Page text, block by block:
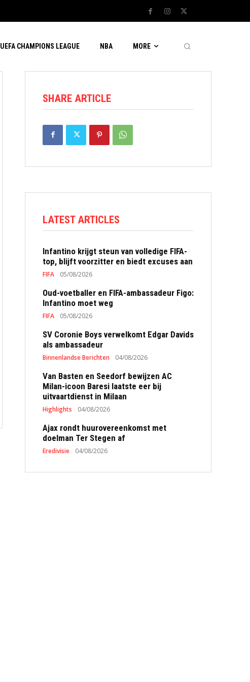
UEFA CHAMPIONS LEAGUE NBA MORE
SHARE ARTICLE
LATEST ARTICLES
Infantino krijgt steun van volledige FIFA-
top, blijft voorzitter en biedt excuses aan
FIFA 05/08/2026
Oud-voetballer en FIFA-ambassadeur Figo:
Infantino moet weg
FIFA 05/08/2026
SV Coronie Boys verwelkomt Edgar Davids
als ambassadeur
Binnenlandse Berichten 04/08/2026
Van Basten en Seedorf bewijzen AC
Milan-icoon Baresi laatste eer bij
uitvaartdienst in Milaan
Highlights 04/08/2026
Ajax rondt huurovereenkomst met
doelman Ter Stegen af
Eredivisie 04/08/2026